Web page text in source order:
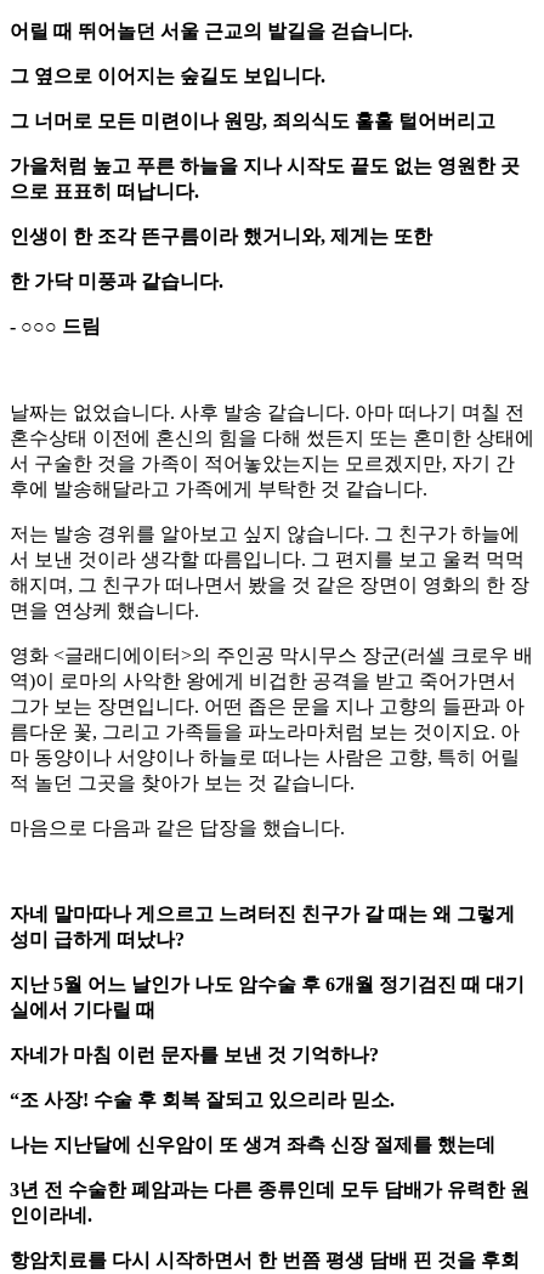
어릴 때 뛰어놀던 서울 근교의 밭길을 걷습니다.
그 옆으로 이어지는 숲길도 보입니다.
그 너머로 모든 미련이나 원망, 죄의식도 훌훌 털어버리고
가을처럼 높고 푸른 하늘을 지나 시작도 끝도 없는 영원한 곳
으로 표표히 떠납니다.
인생이 한 조각 뜬구름이라 했거니와, 제게는 또한
한 가닥 미풍과 같습니다.
- ○○○ 드림
날짜는 없었습니다. 사후 발송 같습니다. 아마 떠나기 며칠 전
혼수상태 이전에 혼신의 힘을 다해 썼든지 또는 혼미한 상태에
서 구술한 것을 가족이 적어놓았는지는 모르겠지만, 자기 간
후에 발송해달라고 가족에게 부탁한 것 같습니다.
저는 발송 경위를 알아보고 싶지 않습니다. 그 친구가 하늘에
서 보낸 것이라 생각할 따름입니다. 그 편지를 보고 울컥 먹먹
해지며, 그 친구가 떠나면서 봤을 것 같은 장면이 영화의 한 장
면을 연상케 했습니다.
영화 <글래디에이터>의 주인공 막시무스 장군(러셀 크로우 배
역)이 로마의 사악한 왕에게 비겁한 공격을 받고 죽어가면서
그가 보는 장면입니다. 어떤 좁은 문을 지나 고향의 들판과 아
름다운 꽃, 그리고 가족들을 파노라마처럼 보는 것이지요. 아
마 동양이나 서양이나 하늘로 떠나는 사람은 고향, 특히 어릴
적 놀던 그곳을 찾아가 보는 것 같습니다.
마음으로 다음과 같은 답장을 했습니다.
자네 말마따나 게으르고 느려터진 친구가 갈 때는 왜 그렇게
성미 급하게 떠났나?
지난 5월 어느 날인가 나도 암수술 후 6개월 정기검진 때 대기
실에서 기다릴 때
자네가 마침 이런 문자를 보낸 것 기억하나?
“조 사장! 수술 후 회복 잘되고 있으리라 믿소.
나는 지난달에 신우암이 또 생겨 좌측 신장 절제를 했는데
3년 전 수술한 폐암과는 다른 종류인데 모두 담배가 유력한 원
인이라네.
항암치료를 다시 시작하면서 한 번쯤 평생 담배 핀 것을 후회